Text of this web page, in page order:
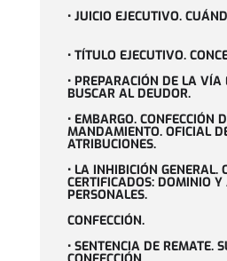
• JUICIO EJECUTIVO.
• TÍTULO EJECUTIVO.
• PREPARACIÓN DE LA VÍA
BUSCAR AL DEUDOR.
• EMBARGO. CONFECCIÓN
MANDAMIENTO. OFICIAL
ATRIBUCIONES.
• LA INHIBICIÓN GENERAL.
CERTIFICADOS: DOMINIO
PERSONALES.
CONFECCIÓN.
• SENTENCIA DE REMATE.